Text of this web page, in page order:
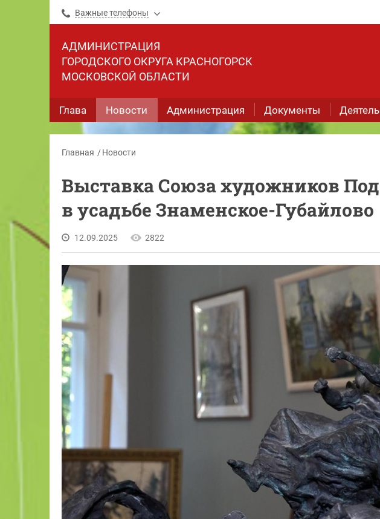
Важные телефоны
АДМИНИСТРАЦИЯ
ГОРОДСКОГО ОКРУГА КРАСНОГОРСК
МОСКОВСКОЙ ОБЛАСТИ
Глава Новости Администрация Документы
Главная Новости
Выставка Союза художников
в усадьбе Знаменское-Губайлово
12.09.2025 2822